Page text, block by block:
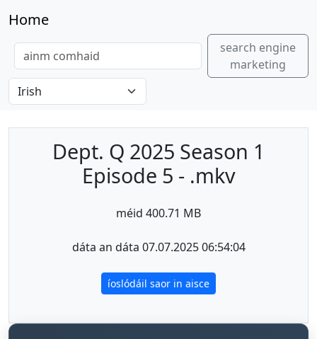
Home
search engine
marketing
Dept. Q 2025 Season 1
Episode 5 - .mkv
méid 400.71 MB
dáta an dáta 07.07.2025 06:54:04
íoslódáil saor in aisce